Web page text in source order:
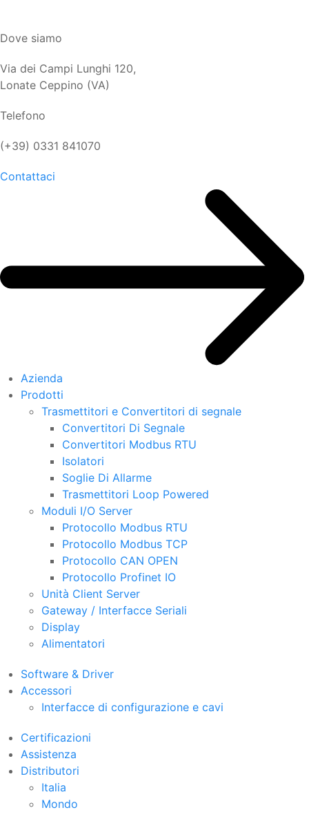
Dove siamo
Via dei Campi Lunghi 120,
Lonate Ceppino (VA)
Telefono
(+39) 0331 841070
Contattaci
Azienda
Prodotti
Trasmettitori e Convertitori di segnale
Convertitori Di Segnale
Convertitori Modbus RTU
Isolatori
Soglie Di Allarme
Trasmettitori Loop Powered
Moduli I/O Server
Protocollo Modbus RTU
Protocollo Modbus TCP
Protocollo CAN OPEN
Protocollo Profinet IO
Unità Client Server
Gateway / Interfacce Seriali
Display
Alimentatori
Software & Driver
Accessori
Interfacce di configurazione e cavi
Certificazioni
Assistenza
Distributori
Italia
Mondo